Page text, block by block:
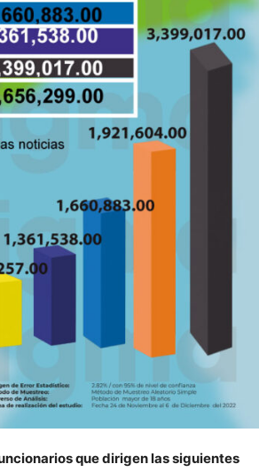
que dirigen las siguientes